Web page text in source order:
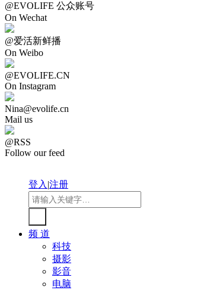
@EVOLIFE 公众账号
On Wechat
@爱活新鲜播
On Weibo
@EVOLIFE.CN
On Instagram
Nina@evolife.cn
Mail us
@RSS
Follow our feed
登入|注册
频 道
科技
摄影
影音
电脑